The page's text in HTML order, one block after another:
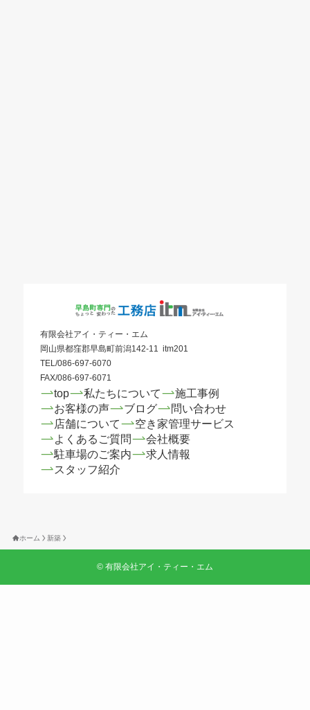
有限会社アイ・ティー・エム
岡山県都窪郡早島町前潟142-11 itm201
TEL/086-697-6070
FAX/086-697-6071
top 私たちについて
施工事例
お客様の声
ブログ
問い合わせ
店舗について
空き家管理サービス
よくあるご質問
会社概要
駐車場のご案内
求人情報
スタッフ紹介
ホーム 新築
© 有限会社アイ・ティー・エム